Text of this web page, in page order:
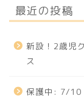
最近の投稿
新設！2歳児
ス
保護中: 7/10